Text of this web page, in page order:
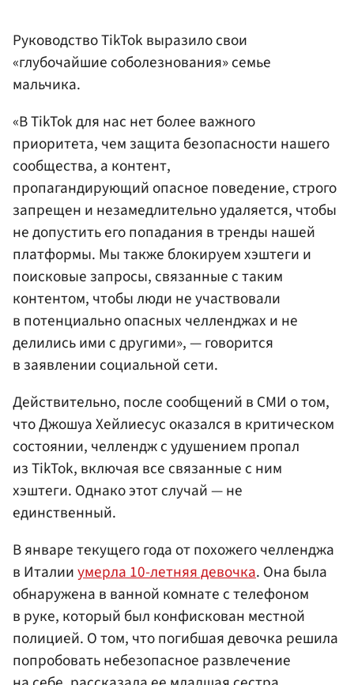
Руководство TikTok выразило свои
«глубочайшие соболезнования» семье
мальчика.
«В TikTok для нас нет более важного
приоритета, чем защита безопасности нашего
сообщества, а контент,
пропагандирующий опасное поведение, строго
запрещен и незамедлительно удаляется, чтобы
не допустить его попадания в тренды нашей
платформы. Мы также блокируем хэштеги и
поисковые запросы, связанные с таким
контентом, чтобы люди не участвовали
в потенциально опасных челленджах и не
делились ими с другими», — говорится
в заявлении социальной сети.
Действительно, после сообщений в СМИ о том,
что Джошуа Хейлиесус оказался в критическом
состоянии, челлендж с удушением пропал
из TikTok, включая все связанные с ним
хэштеги. Однако этот случай — не
единственный.
В январе текущего года от похожего челленджа
в Италииумерла 10-летняя девочка. Она была
обнаружена в ванной комнате с телефоном
в руке, который был конфискован местной
полицией. О том, что погибшая девочка решила
попробовать небезопасное развлечение